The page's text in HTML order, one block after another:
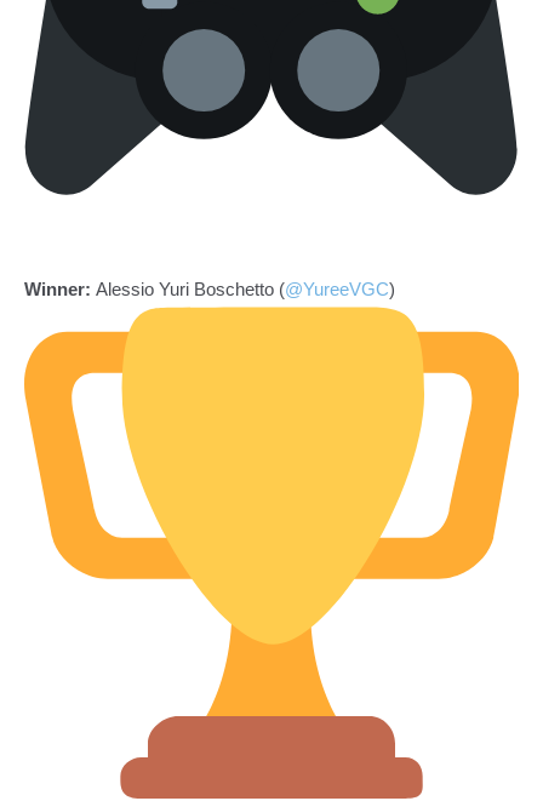
Winner: Alessio Yuri Boschetto (@YureeVGC)